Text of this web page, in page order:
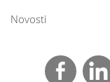
Novosti